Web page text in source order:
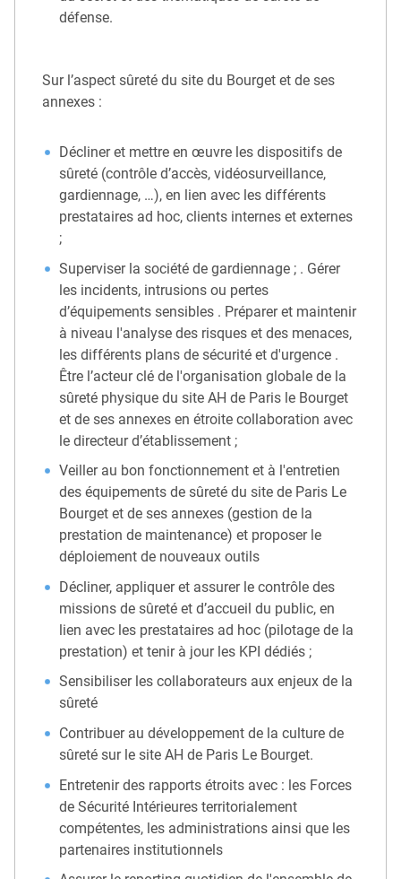
défense.
Sur l’aspect sûreté du site du Bourget et de ses
annexes :
Décliner et mettre en œuvre les dispositifs de
sûreté (contrôle d’accès, vidéosurveillance,
gardiennage, …), en lien avec les différents
prestataires ad hoc, clients internes et externes
;
Superviser la société de gardiennage ; . Gérer
les incidents, intrusions ou pertes
d’équipements sensibles . Préparer et maintenir
à niveau l'analyse des risques et des menaces,
les différents plans de sécurité et d'urgence .
Être l’acteur clé de l'organisation globale de la
sûreté physique du site AH de Paris le Bourget
et de ses annexes en étroite collaboration avec
le directeur d’établissement ;
Veiller au bon fonctionnement et à l'entretien
des équipements de sûreté du site de Paris Le
Bourget et de ses annexes (gestion de la
prestation de maintenance) et proposer le
déploiement de nouveaux outils
Décliner, appliquer et assurer le contrôle des
missions de sûreté et d’accueil du public, en
lien avec les prestataires ad hoc (pilotage de la
prestation) et tenir à jour les KPI dédiés ;
Sensibiliser les collaborateurs aux enjeux de la
sûreté
Contribuer au développement de la culture de
sûreté sur le site AH de Paris Le Bourget.
Entretenir des rapports étroits avec : les Forces
de Sécurité Intérieures territorialement
compétentes, les administrations ainsi que les
partenaires institutionnels